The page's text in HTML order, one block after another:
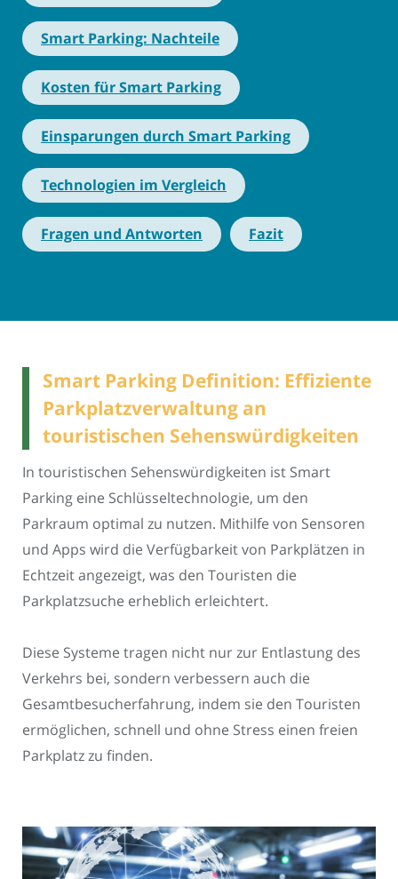
Smart Parking: Nachteile
Kosten für Smart Parking
Einsparungen durch Smart Parking
Technologien im Vergleich
Fragen und Antworten Fazit
Smart Parking Definition: Effiziente
Parkplatzverwaltung an
touristischen Sehenswürdigkeiten
In touristischen Sehenswürdigkeiten ist Smart
Parking eine Schlüsseltechnologie, um den
Parkraum optimal zu nutzen. Mithilfe von Sensoren
und Apps wird die Verfügbarkeit von Parkplätzen in
Echtzeit angezeigt, was den Touristen die
Parkplatzsuche erheblich erleichtert.
Diese Systeme tragen nicht nur zur Entlastung des
Verkehrs bei, sondern verbessern auch die
Gesamtbesucherfahrung, indem sie den Touristen
ermöglichen, schnell und ohne Stress einen freien
Parkplatz zu finden.